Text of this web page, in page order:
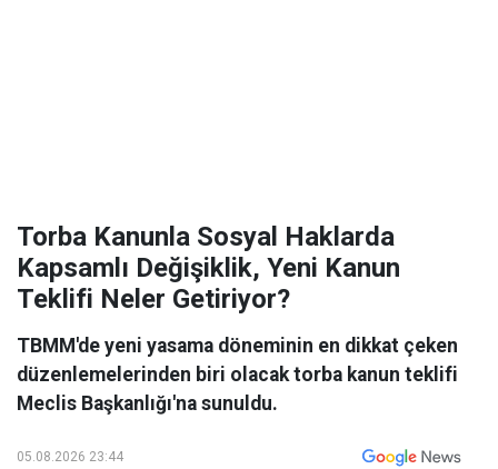
Torba Kanunla Sosyal Haklarda
Kapsamlı Değişiklik, Yeni Kanun
Teklifi Neler Getiriyor?
TBMM'de yeni yasama döneminin en dikkat çeken
düzenlemelerinden biri olacak torba kanun teklifi
Meclis Başkanlığı'na sunuldu.
05.08.2026 23:44